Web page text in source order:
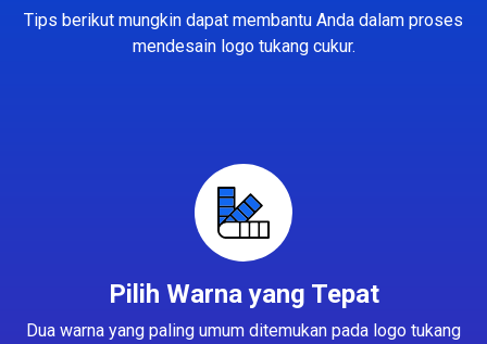
Tips berikut mungkin dapat membantu Anda dalam proses
mendesain logo tukang cukur.
Pilih Warna yang Tepat
Dua warna yang paling umum ditemukan pada logo tukang